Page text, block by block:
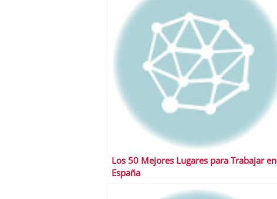
Los 50 Mejores Lugares para Trabajar en
España